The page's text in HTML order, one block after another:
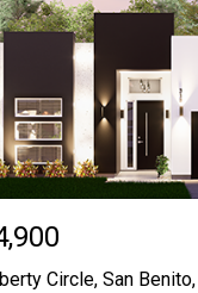
Circle, San